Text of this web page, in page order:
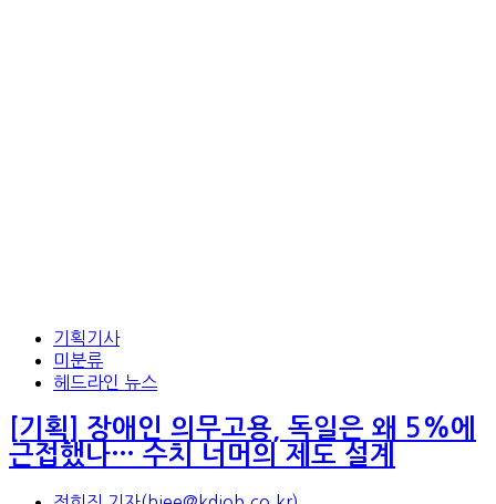
기획기사
미분류
헤드라인 뉴스
[기획] 장애인 의무고용, 독일은 왜 5%에
근접했나… 수치 너머의 제도 설계